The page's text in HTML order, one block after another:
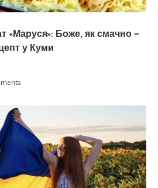
«Маруся»: Боже, як смачно —
у Куми